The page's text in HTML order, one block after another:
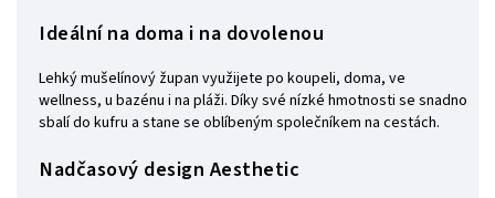
Ideální na doma i na dovolenou
Lehký mušelínový župan využijete po koupeli, doma, ve
wellness, u bazénu i na pláži. Díky své nízké hmotnosti se snadno
sbalí do kufru a stane se oblíbeným společníkem na cestách.
Nadčasový design Aesthetic